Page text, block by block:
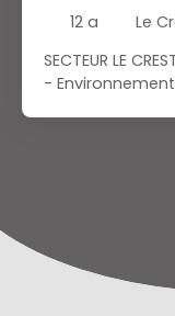
12 a
Le
SECTEUR LE
-
au 06 28 60 17 92